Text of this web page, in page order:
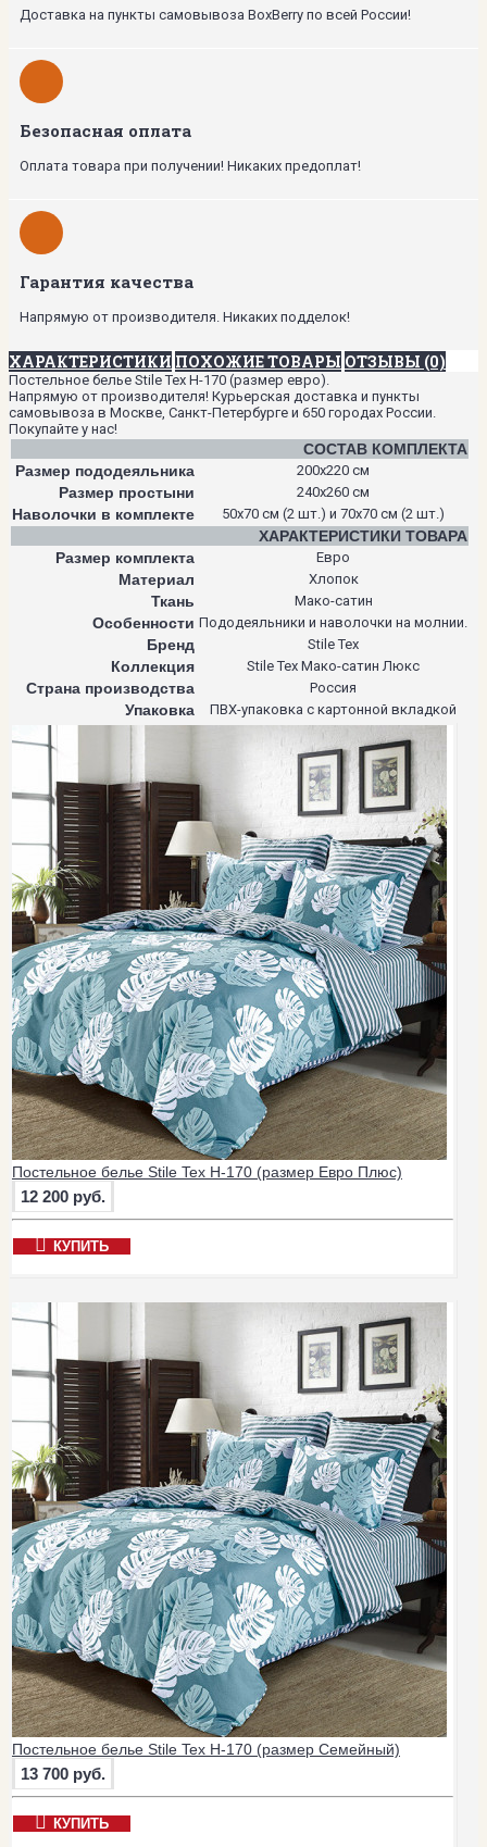
Доставка на пункты самовывоза BoxBerry по всей России!
Безопасная оплата
Оплата товара при получении! Никаких предоплат!
Гарантия качества
Напрямую от производителя. Никаких подделок!
ХАРАКТЕРИСТИКИ ПОХОЖИЕ ТОВАРЫ ОТЗЫВЫ (0)
Постельное белье Stile Tex H-170 (размер евро).
Напрямую от производителя! Курьерская доставка и пункты
самовывоза в Москве, Санкт-Петербурге и 650 городах России.
Покупайте у нас!
СОСТАВ КОМПЛЕКТА
Размер пододеяльника
200х220 см
Размер простыни 240х260 см
Наволочки в комплекте 50х70 см (2 шт.) и 70х70 см (2 шт.)
ХАРАКТЕРИСТИКИ ТОВАРА
Размер комплекта
Евро
Материал Хлопок
Ткань Мако-сатин
Особенности Пододеяльники и наволочки на молнии.
Бренд Stile Tex
Коллекция Stile Tex Мако-сатин Люкс
Страна производства Россия
Упаковка ПВХ-упаковка с картонной вкладкой
Постельное белье Stile Tex H-170 (размер Евро Плюс)
12 200 руб.
КУПИТЬ
Постельное белье Stile Tex H-170 (размер Семейный)
13 700 руб.
КУПИТЬ